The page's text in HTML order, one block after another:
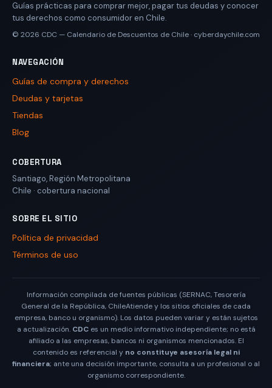
Guías prácticas para comprar mejor, pagar tus deudas y conocer
tus derechos como consumidor en Chile.
© 2026 CDC — Calendario de Descuentos de Chile· cyberdaychile.com
NAVEGACIÓN
Guías de compra y derechos
Deudas y tarjetas
Tiendas
Blog
COBERTURA
Santiago,Región Metropolitana
Chile · cobertura nacional
SOBRE EL SITIO
Política de privacidad
Términos de uso
Información compilada de fuentes públicas (SERNAC, Tesorería
General de la República, ChileAtiende y los sitios oficiales de cada
empresa, banco u organismo). Los datos pueden variar y están sujetos
a actualización. CDCes un medio informativo independiente; no está
afiliado a las empresas, bancos ni organismos mencionados. El
contenido es referencial y no constituye asesoría legal ni
financiera; ante una decisión importante, consulta a un profesional o al
organismo correspondiente.